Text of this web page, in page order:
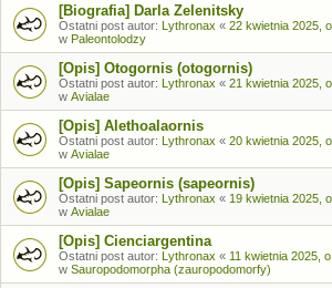
[Biografia] Darla Zelenitsky
Ostatni post autor: Lythronax « 22 kwietnia 2025,
w Paleontolodzy
[Opis] Otogornis (otogornis)
Ostatni post autor: Lythronax « 21 kwietnia 2025, o
w Avialae
[Opis] Alethoalaornis
Ostatni post autor: Lythronax « 20 kwietnia 2025,
w Avialae
[Opis] Sapeornis (sapeornis)
Ostatni post autor: Lythronax « 19 kwietnia 2025,
w Avialae
[Opis] Cienciargentina
Ostatni post autor: Lythronax « 11 kwietnia 2025,
w Sauropodomorpha (zauropodomorfy)